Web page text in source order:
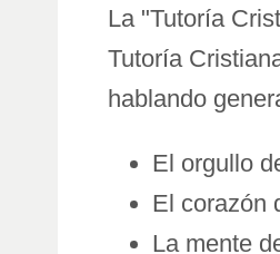
La "Tutoría
Tutoría
hablando
El orgullo
El corazón
La mente